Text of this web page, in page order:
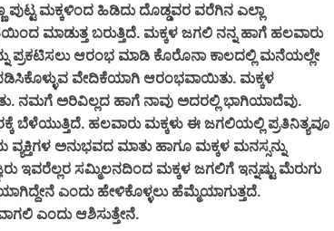
ಮಕ್ಕಳಿಂದ ಹಿಡಿದು ದೊಡ್ಡವರ ವರೆಗಿನ ಎಲ್ಲಾ
ಮಾಡುತ್ತ ಬರುತ್ತಿದೆ. ಮಕ್ಕಳ ಜಗಲಿ ನನ್ನ ಹಾಗೆ ಹಲವಾರು
ಪ್ರಕಟಿಸಲು ಆರಂಭ ಮಾಡಿ ಕೊರೊನಾ ಕಾಲದಲ್ಲಿ ಮನೆಯಲ್ಲೇ
ವೇದಿಕೆಯಾಗಿ ಆರಂಭವಾಯಿತು. ಮಕ್ಕಳ
ನಮಗೆ ಅರಿವಿಲ್ಲದ ಹಾಗೆ ನಾವು ಅದರಲ್ಲಿ ಭಾಗಿಯಾದೆವು.
ಬೆಳೆಯುತ್ತಿದೆ. ಹಲವಾರು ಮಕ್ಕಳು ಈ ಜಗಲಿಯಲ್ಲಿ ಪ್ರತಿನಿತ್ಯವೂ
ವ್ಯಕ್ತಿಗಳ ಅನುಭವದ ಮಾತು ಹಾಗೂ ಮಕ್ಕಳ ಮನಸ್ಸನ್ನು
ಇವರೆಲ್ಲರ ಸಮ್ಮಿಲನದಿಂದ ಮಕ್ಕಳ ಜಗಲಿಗೆ ಇನ್ನಷ್ಟು ಮೆರುಗು
ಎಂದು ಹೇಳಿಕೊಳ್ಳಲು ಹೆಮ್ಮೆಯಾಗುತ್ತದೆ.
ಎಂದು ಆಶಿಸುತ್ತೇನೆ.